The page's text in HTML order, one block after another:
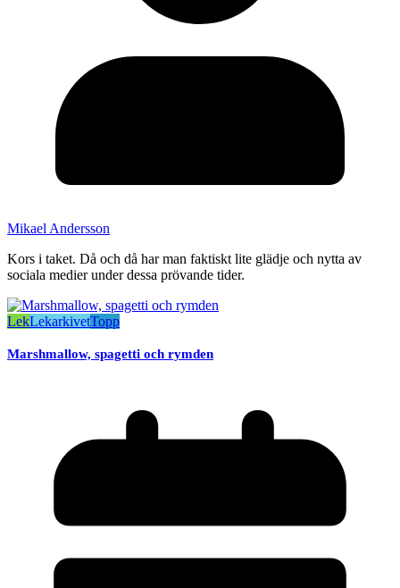
Mikael Andersson
Kors i taket. Då och då har man faktiskt lite glädje och nytta av
sociala medier under dessa prövande tider.
LekLekarkivetTopp
Marshmallow, spagetti och rymden